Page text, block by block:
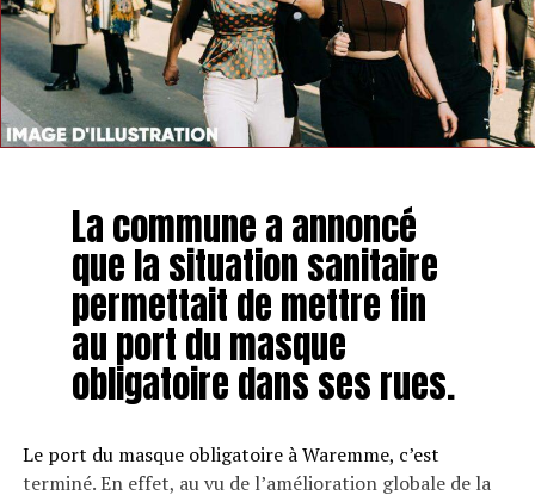
La commune a annoncé
que la situation sanitaire
permettait de mettre fin
au port du masque
obligatoire dans ses rues.
Le port du masque obligatoire à Waremme, c’est
terminé. En effet, au vu de l’amélioration globale de la